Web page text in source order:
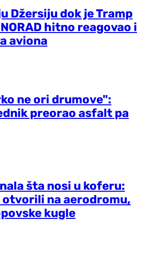
Džersiju dok je Tramp
hitno reagovao i
aviona
ne ori drumove":
preorao asfalt pa
šta nosi u koferu:
otvorili na aerodromu,
kugle